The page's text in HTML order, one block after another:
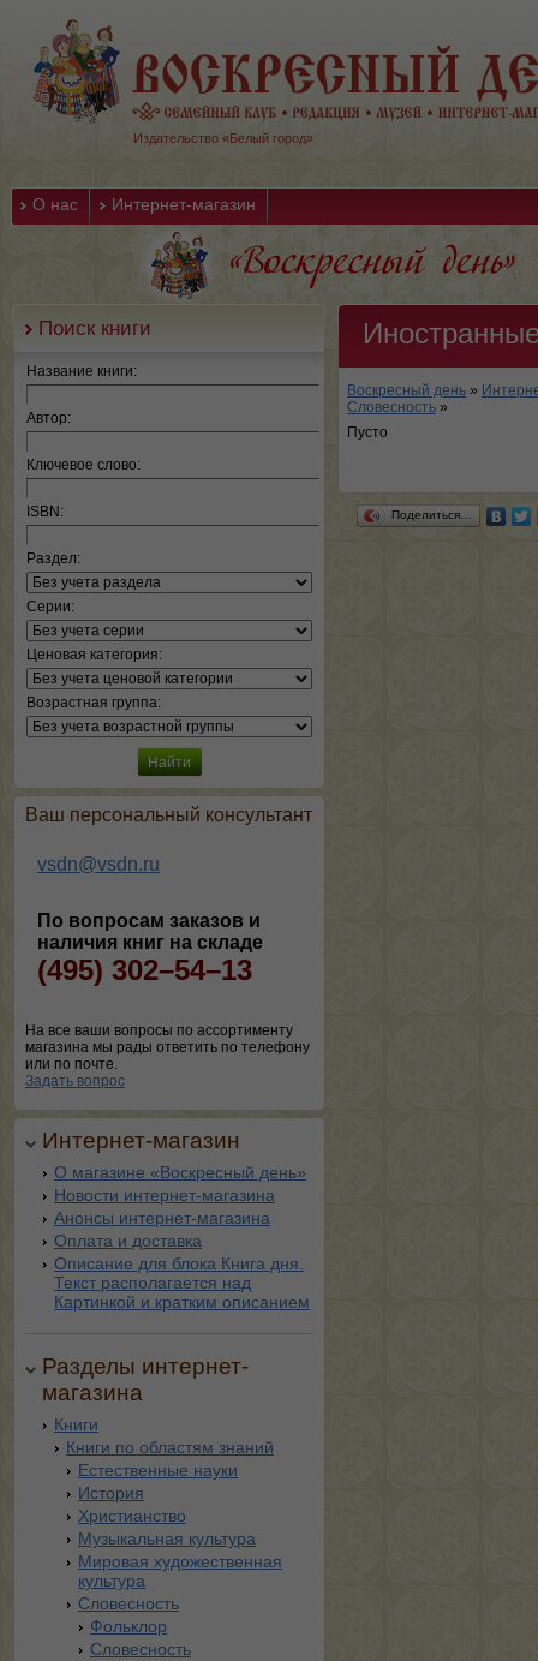
Издательство «Белый город»
О нас Интернет-магазин
Поиск книги
Название книги:
Автор:
Ключевое слово:
ISBN:
Раздел:
Серии:
Ценовая категория:
Возрастная группа:
Ваш персональный консультант
vsdn@vsdn.ru
По вопросам заказов и
наличия книг на складе
(495) 302–54–13
На все ваши вопросы по ассортименту
магазина мы рады ответить по телефону
или по почте.
Задать вопрос
Интернет-магазин
О магазине «Воскресный день»
Новости интернет-магазина
Анонсы интернет-магазина
Оплата и доставка
Описание для блока Книга дня.
Текст располагается над
Картинкой и кратким описанием
Разделы интернет-
магазина
Книги
Книги по областям знаний
Естественные науки
История
Христианство
Музыкальная культура
Мировая художественная
культура
Словесность
Фольклор
Словесность
Воскресный день »
Словесность »
Пусто
Поделиться…